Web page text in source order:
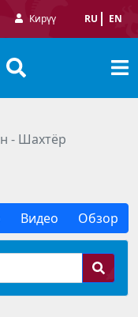
Кирүү RU EN
- Шахтёр
Видео Обзор